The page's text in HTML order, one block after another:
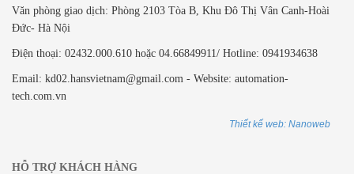
Văn phòng giao dịch: ​Phòng 2103 Tòa B, Khu Đô Thị Vân Canh-Hoài
Đức- Hà Nội
Điện thoại: 02432.000.610 hoặc 04.66849911/ Hotline: 0941934638
Email: kd02.hansvietnam@gmail.com - Website: automation-
tech.com.vn
Thiết kế web: Nanoweb
HỖ TRỢ KHÁCH HÀNG